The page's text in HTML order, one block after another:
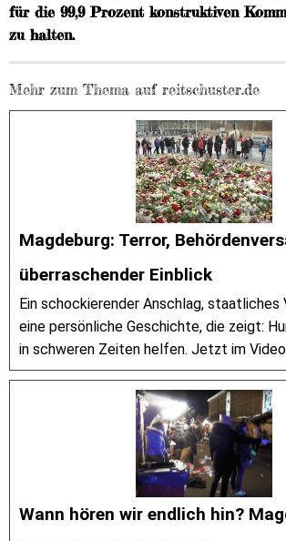
für die 99,9 Prozent konstruktiven
zu halten.
Mehr zum Thema auf reitschuster.de
Magdeburg: Terror,
überraschender Einblick
Ein schockierender Anschlag, staatliches
eine persönliche Geschichte, die zeigt:
in schweren Zeiten helfen. Jetzt im
Wann hören wir endlich hin?